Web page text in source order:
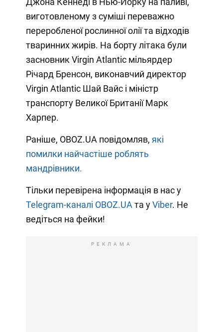
виготовленому з суміші переважно
переробленої рослинної олії та відходів
тваринних жирів. На борту літака були
засновник Virgin Atlantic мільярдер
Річард Бренсон, виконавчий директор
Virgin Atlantic Шай Вайс і міністр
транспорту Великої Британії Марк
Харпер.
Раніше, OBOZ.UA повідомляв, які
помилки найчастіше роблять
мандрівники.
Тільки перевірена інформація в нас у
Telegram-каналі OBOZ.UA та уViber. Не
ведіться на фейки!
РЕКЛАМА